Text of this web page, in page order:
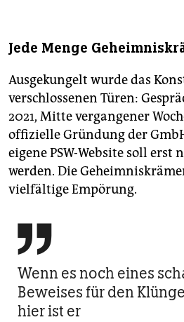
Jede Menge
Ausgekungelt wurde das
verschlossenen Türen:
2021, Mitte vergangener
offizielle Gründung der
eigene PSW-Website soll erst
werden. Die
vielfältige Empörung.

Wenn es noch eines
Beweises für den
hier ist er